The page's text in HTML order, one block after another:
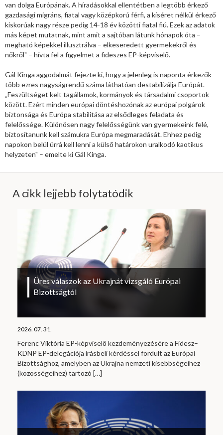
van dolga Európának. A híradásokkal ellentétben a legtöbb érkező
gazdasági migráns, fiatal vagy középkorú férfi, a kíséret nélkül érkező
kiskorúak nagy része pedig 14-18 év közötti fiatal fiú. Ezek az adatok
más képet mutatnak, mint amit a sajtóban látunk hónapok óta –
megható képekkel illusztrálva – elkeseredett gyermekekről és
nőkről" – hívta fel a figyelmet a fideszes EP-képviselő.
Gál Kinga aggodalmát fejezte ki, hogy a jelenleg is naponta érkezők
több ezres nagyságrendű száma láthatóan destabilizálja Európát.
„Feszültséget kelt tagállamok, kormányok és társadalmi csoportok
között. Ezért minden európai döntéshozónak az európai polgárok
biztonsága és Európa stabilitása az elsődleges feladata és
felelőssége. Különösen nagy felelősségünk van gyermekeink felé,
biztosítanunk kell számukra Európa megmaradását. Ehhez pedig
napokon belül úrrá kell lenni a külső határokon uralkodó kaotikus
helyzeten" – emelte ki Gál Kinga.
A cikk lejjebb folytatódik
Üres válaszok az Ukrajnát vizsgáló Európai
Bizottságtól
2026. 07. 31.
Ferenc Viktória EP-képviselő kezdeményezésére a Fidesz–
KDNP EP-delegációja írásbeli kérdéssel fordult az Európai
Bizottsághoz, amelyben az Ukrajna nemzeti kisebbségeihez
(közösségeihez) tartozó […]